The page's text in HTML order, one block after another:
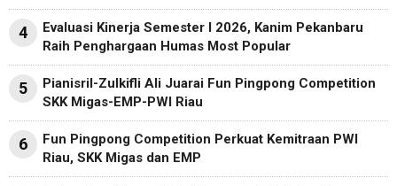
4
Evaluasi Kinerja Semester I 2026, Kanim Pekanbaru
Raih Penghargaan Humas Most Popular
5
Pianisril-Zulkifli Ali Juarai Fun Pingpong Competition
SKK Migas-EMP-PWI Riau
6
Fun Pingpong Competition Perkuat Kemitraan PWI
Riau, SKK Migas dan EMP